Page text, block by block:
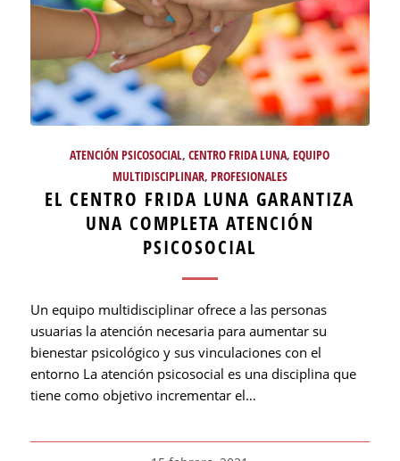
ATENCIÓN PSICOSOCIAL,CENTRO FRIDA LUNA,EQUIPO
MULTIDISCIPLINAR, PROFESIONALES
EL CENTRO FRIDA LUNA GARANTIZA
UNA COMPLETA ATENCIÓN
PSICOSOCIAL
Un equipo multidisciplinar ofrece a las personas
usuarias la atención necesaria para aumentar su
bienestar psicológico y sus vinculaciones con el
entorno La atención psicosocial es una disciplina que
tiene como objetivo incrementar el…